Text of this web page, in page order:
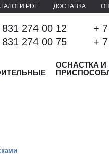
PDF ДОСТАВКА
274 00 12
274 00 75
+
+
ОСНАСТКА И